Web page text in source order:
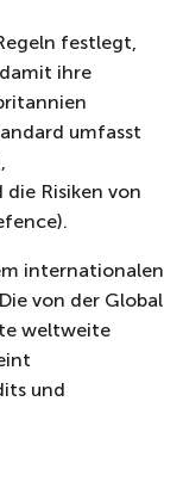
festlegt,
ihre
umfasst
Risiken von
internationalen
von der Global
weltweite
und